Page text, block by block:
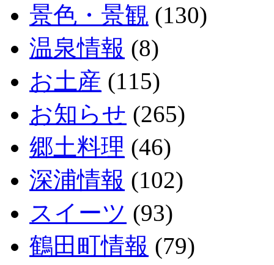
景色・景観 (130)
温泉情報 (8)
お土産 (115)
お知らせ (265)
郷土料理 (46)
深浦情報 (102)
スイーツ (93)
鶴田町情報 (79)